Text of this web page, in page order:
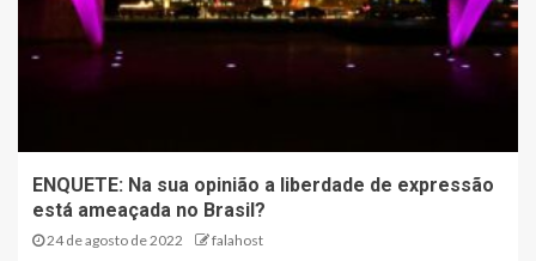
ENQUETE: Na sua opinião a liberdade de expressão
está ameaçada no Brasil?
24 de agosto de 2022 falahost